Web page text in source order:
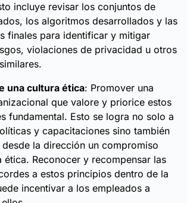
incluye revisar los conjuntos de
los algoritmos desarrollados y las
finales para identificar y mitigar
violaciones de privacidad u otros
una cultura ética: Promover una
que valore y priorice estos
fundamental. Esto se logra no solo a
y capacitaciones sino también
la dirección un compromiso
ética. Reconocer y recompensar las
a estos principios dentro de la
incentivar a los empleados a